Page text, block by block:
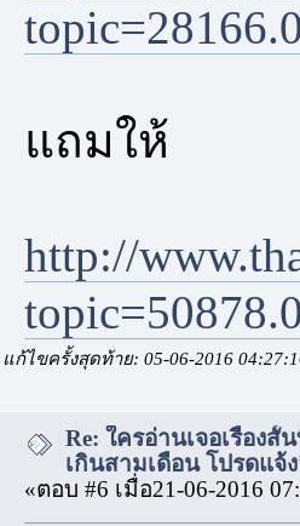
แถมให้
http://
แก้ไขครั้งสุดท้าย: 05-06-2016
Re: ใครอ่านเจอเรื่อง
เกินสามเดือน โปรดแจ้
«ตอบ #6 เมื่อ21-06-2016